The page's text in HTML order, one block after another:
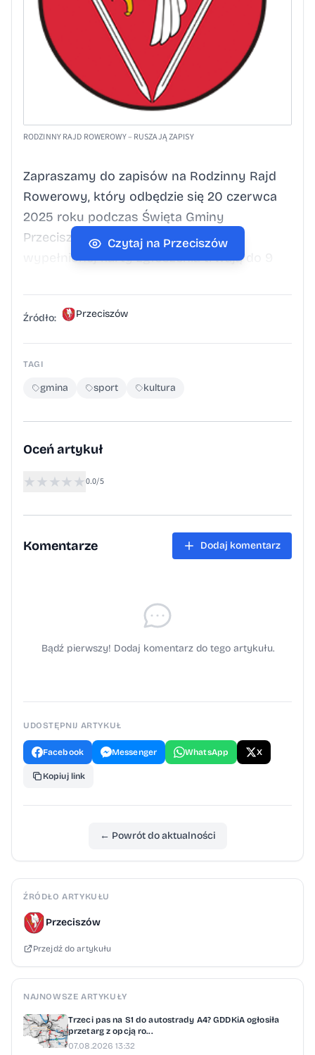
RODZINNY RAJD ROWEROWY – RUSZAJĄ ZAPISY
Zapraszamy do zapisów na Rodzinny Rajd
Rowerowy, który odbędzie się 20 czerwca
2025 roku podczas Święta Gminy
Przeciszów!Zapisy na podstawie
wypełnionej karty zgłoszenia trwają do 9
dokonać wpłaty w wysokości 30 zł.
Pozostałe szczegóły znajdują się
w Regulaminie. ILOŚĆ MIEJSC
OGRANICZONA! Formularz zgłoszenia
oraz regulamin dostępne w załącznikach
Czytaj na Przeciszów
Źródło: Przeciszów
TAGI
gmina sport kultura
Oceń artykuł
★ ★ ★★ ★0.0/5
Komentarze Dodaj komentarz
Bądź pierwszy! Dodaj komentarz do tego artykułu.
UDOSTĘPNIJ ARTYKUŁ
Facebook Messenger WhatsApp X
Kopiuj link
← Powrót do aktualności
ŹRÓDŁO ARTYKUŁU
Przeciszów
Przejdź do artykułu
NAJNOWSZE ARTYKUŁY
Trzeci pas na S1 do autostrady A4? GDDKiA ogłosiła
przetarg z opcją ro...
07.08.2026 13:32